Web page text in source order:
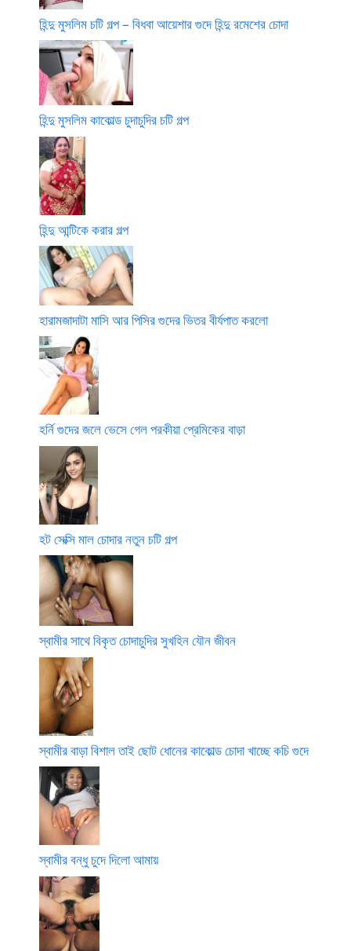
হিন্দু মুসলিম চটি গল্প – বিধবা আয়েশার গুদে হিন্দু রমেশের চোদা
হিন্দু মুসলিম কাকোল্ড চুদাচুদির চটি গল্প
হিন্দু আন্টিকে করার গল্প
হারামজাদাটা মাসি আর পিসির গুদের ভিতর বীর্যপাত করলো
হর্নি গুদের জলে ভেসে গেল পরকীয়া প্রেমিকের বাড়া
হট সেক্সি মাল চোদার নতুন চটি গল্প
স্বামীর সাথে বিকৃত চোদাচুদির সুখহিন যৌন জীবন
স্বামীর বাড়া বিশাল তাই ছোট ধোনের কাকোল্ড চোদা খাচ্ছে কচি গুদে
স্বামীর বন্ধু চুদে দিলো আমায়